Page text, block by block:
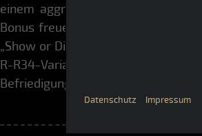
einem aggressiveren
Bonus freuen: Aufgrund der
„Show or Display“-
R-R34-Varianten noch ein
Befriedigung suchen, brauchen
Datenschutz Impressum